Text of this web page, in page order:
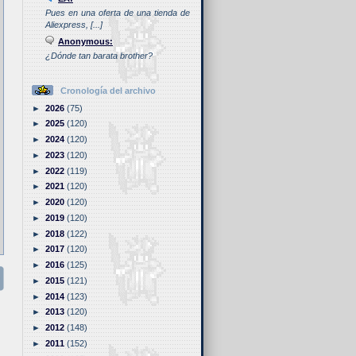
Pues en una oferta de una tienda de
Aliexpress, [...]
Anonymous:
¿Dónde tan barata brother?
Cronología del archivo
►2026(75)
►2025(120)
►2024(120)
►2023(120)
►2022(119)
►2021(120)
►2020(120)
►2019(120)
►2018(122)
►2017(120)
►2016(125)
►2015(121)
►2014(123)
►2013(120)
►2012(148)
►2011(152)